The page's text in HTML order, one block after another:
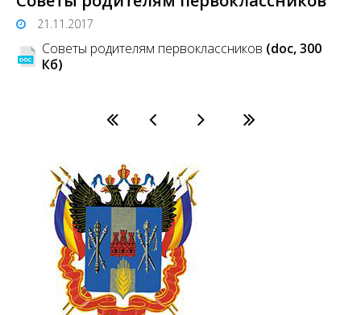
21.11.2017
Советы родителям первоклассников (doc, 300
Кб)